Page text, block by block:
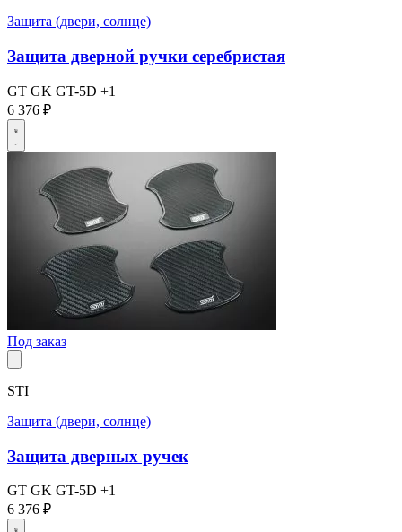
Защита (двери, солнце)
Защита дверной ручки серебристая
GT GK GT-5D +1
6 376 ₽
Под заказ
STI
Защита (двери, солнце)
Защита дверных ручек
GT GK GT-5D +1
6 376 ₽